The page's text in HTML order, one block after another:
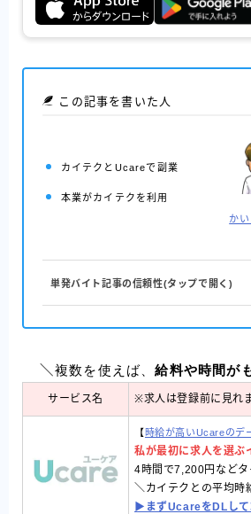
この記事を書いた人
カイテクとUcareで副業
本業がカイテクを利用
か
単発バイト記事の信頼性(タップで開く)
＼ 複数を使えば、給料や時間が
サービス名 ※求人は登録前に見れ
【時給が高いUcareのデ
私が最初に求人を選ぶ
4時間で7,200円などタ
＼カイテクとの平均時
▶︎まずUcareをDLして